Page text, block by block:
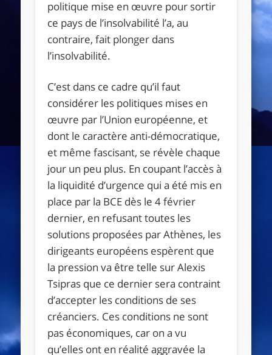
politique mise en œuvre pour sortir
ce pays de l’insolvabilité l’a, au
contraire, fait plonger dans
l’insolvabilité.
C’est dans ce cadre qu’il faut
considérer les politiques mises en
œuvre par l’Union européenne, et
dont le caractère anti-démocratique,
et même fascisant, se révèle chaque
jour un peu plus. En coupant l’accès à
la liquidité d’urgence qui a été mis en
place par la BCE dès le 4 février
dernier, en refusant toutes les
solutions proposées par Athènes, les
dirigeants européens espèrent que
la pression va être telle sur Alexis
Tsipras que ce dernier sera contraint
d’accepter les conditions de ses
créanciers. Ces conditions ne sont
pas économiques, car on a vu
qu’elles ont en réalité aggravée la